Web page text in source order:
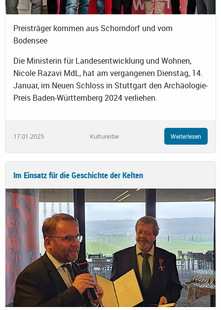
Preisträger kommen aus Schorndorf und vom
Bodensee
Die Ministerin für Landesentwicklung und Wohnen,
Nicole Razavi MdL, hat am vergangenen Dienstag, 14.
Januar, im Neuen Schloss in Stuttgart den Archäologie-
Preis Baden-Württemberg 2024 verliehen.
17.01.2025 Kulturerbe Weiterlesen
Im Einsatz für die Geschichte der Kelten